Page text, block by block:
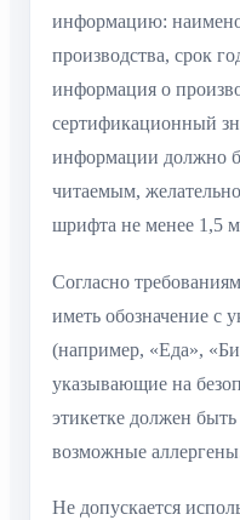
информацию:
производства, срок
информация о
сертификационный
информации должно
читаемым,
шрифта не менее 1,5
Согласно
иметь обозначение с
(например, «Еда»,
указывающие на
этикетке должен быть
возможные
Не допускается